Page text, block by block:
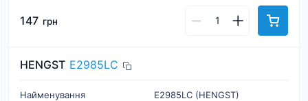
147 грн
HENGST E2985LC
Найменування
E2985LC (HENGST)